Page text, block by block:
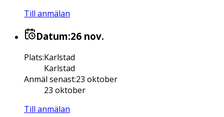
Till anmälan
Datum:26 nov.
Plats:Karlstad
Karlstad
Anmäl senast:23 oktober
23 oktober
Till anmälan